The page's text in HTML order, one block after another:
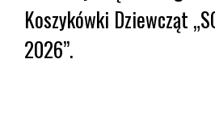
Koszykówki Dziewcząt
2026”.